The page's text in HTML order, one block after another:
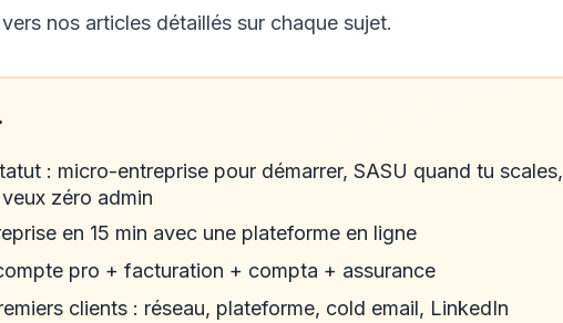
nos articles détaillés sur chaque sujet.
: micro-entreprise pour démarrer, SASU quand tu scales,
zéro admin
en 15 min avec une plateforme en ligne
pro + facturation + compta + assurance
clients : réseau, plateforme, cold email, LinkedIn